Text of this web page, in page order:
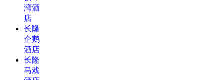
湾酒
店
长隆
企鹅
酒店
长隆
马戏